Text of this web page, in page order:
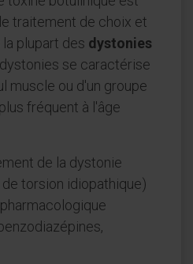
traitement de choix et
plupart des dystonies
dystonies se caractérise
muscle ou d'un groupe
fréquent à l'âge
de la dystonie
torsion idiopathique)